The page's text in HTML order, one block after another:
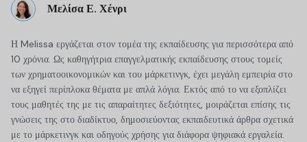
Μελίσα Ε. Χένρι
Η Melissa εργάζεται στον τομέα της εκπαίδευσης για περισσότερα από
10 χρόνια. Ως καθηγήτρια επαγγελματικής εκπαίδευσης στους τομείς
των χρηματοοικονομικών και του μάρκετινγκ, έχει μεγάλη εμπειρία στο
να εξηγεί περίπλοκα θέματα με απλά λόγια. Εκτός από το να εξοπλίζει
τους μαθητές της με τις απαραίτητες δεξιότητες, μοιράζεται επίσης τις
γνώσεις της στο διαδίκτυο, δημοσιεύοντας εκπαιδευτικά άρθρα σχετικά
με το μάρκετινγκ και οδηγούς χρήσης για διάφορα ψηφιακά εργαλεία.